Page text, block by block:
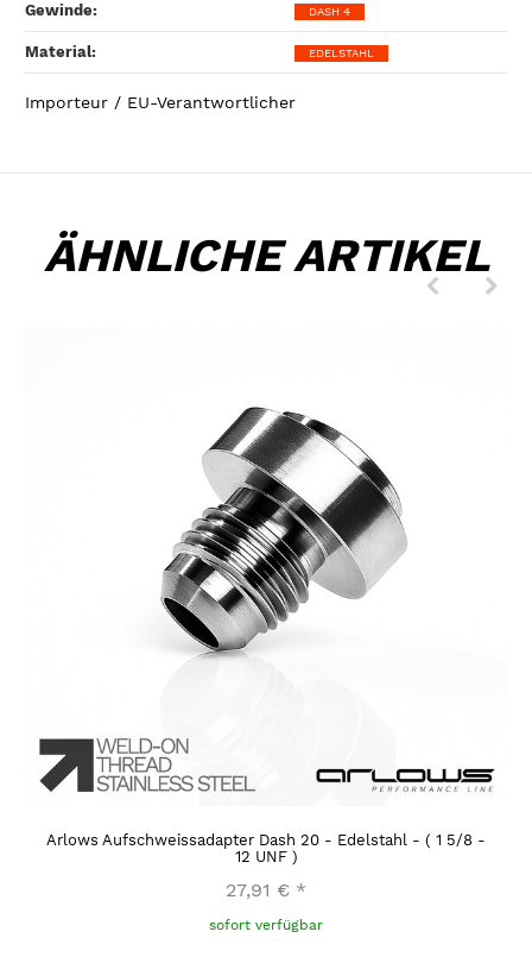
Gewinde‍: DASH 4
Material‍: EDELSTAHL
Importeur / EU-Verantwortlicher
ÄHNLICHE ARTIKEL
Arlows Aufschweissadapter Dash 20 - Edelstahl - ( 1 5/8 -
12 UNF )
27,91 € *
sofort verfügbar